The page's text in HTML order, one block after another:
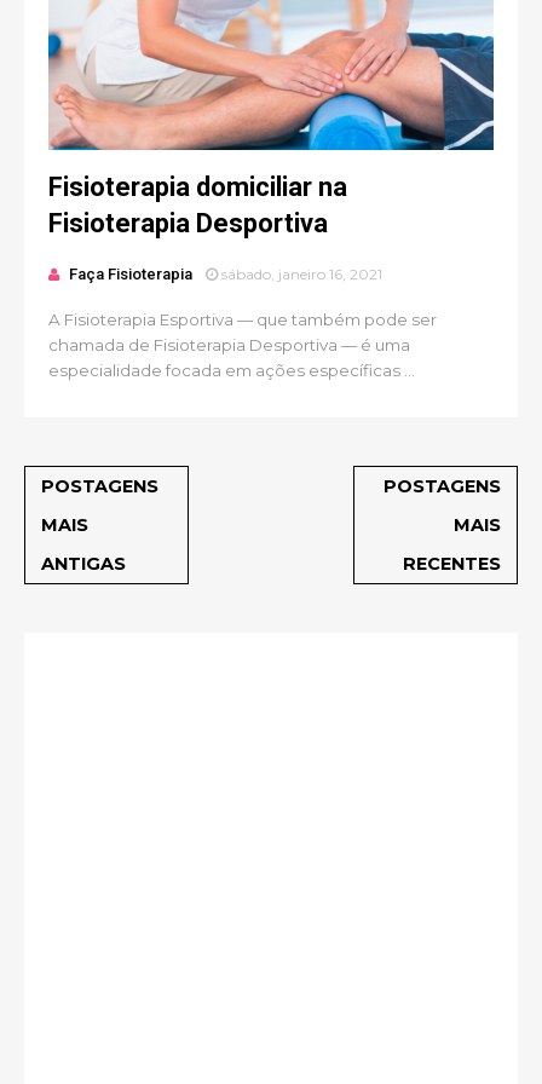
Fisioterapia domiciliar na
Fisioterapia Desportiva
Faça Fisioterapia sábado, janeiro 16, 2021
A Fisioterapia Esportiva — que também pode ser
chamada de Fisioterapia Desportiva — é uma
especialidade focada em ações específicas ...
POSTAGENS
MAIS
ANTIGAS
POSTAGENS
MAIS
RECENTES